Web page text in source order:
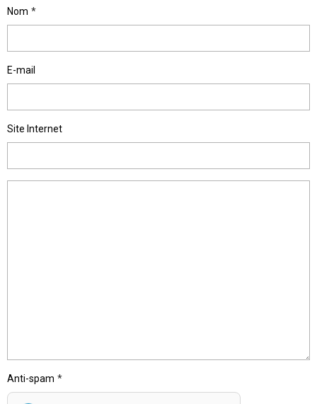
Nom
E-mail
Site Internet
Anti-spam